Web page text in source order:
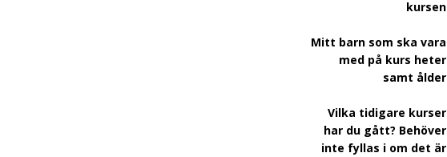
kursen
Mitt barn som ska vara
med på kurs heter
samt ålder
Vilka tidigare kurser
har du gått? Behöver
inte fyllas i om det är